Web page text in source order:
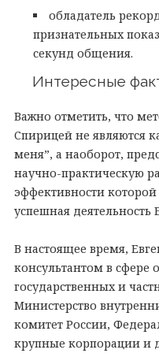
обладатель
признательных
секунд общения.
Интересные
Важно отметить, что
Спирицей не являются
меня”, а наоборот,
научно-практическую
эффективности которой
успешная деятельность
В настоящее время,
консультантом в
государственных и
Министерство
комитет России,
крупные корпорации и